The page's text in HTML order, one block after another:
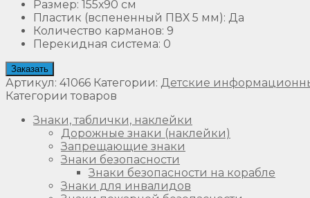
Размер: 155х90 см
Пластик (вспененный ПВХ 5 мм): Да
Количество карманов: 9
Перекидная система: 0
Заказать
Артикул: 41066 Категории: Детские
Категории товаров
Знаки, таблички, наклейки
Дорожные знаки (наклейки)
Запрещающие знаки
Знаки безопасности
Знаки безопасности на корабле
Знаки для инвалидов